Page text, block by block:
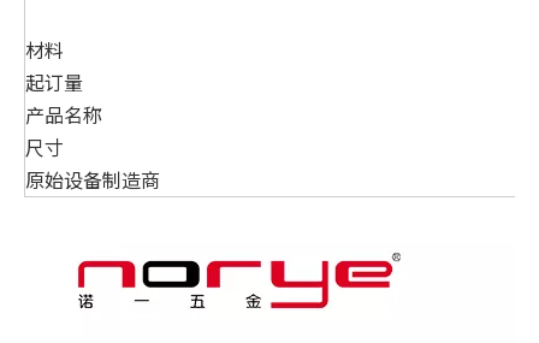
材料
起订量
产品名称
尺寸
原始设备制造商